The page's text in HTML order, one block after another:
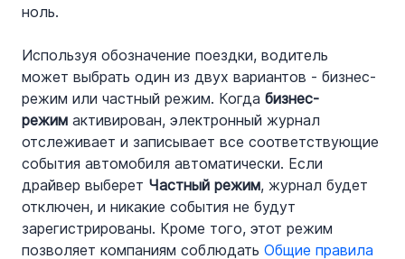
ноль.
Используя обозначение поездки, водитель
может выбрать один из двух вариантов - бизнес-
режим или частный режим. Когда бизнес-
режим активирован, электронный журнал
отслеживает и записывает все соответствующие
события автомобиля автоматически. Если
драйвер выберет Частный режим, журнал будет
отключен, и никакие события не будут
зарегистрированы. Кроме того, этот режим
позволяет компаниям соблюдать Общие правила